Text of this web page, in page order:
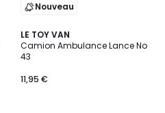
Nouveau
LE TOY VAN
Camion Ambulance Lance No
43
11,95 €